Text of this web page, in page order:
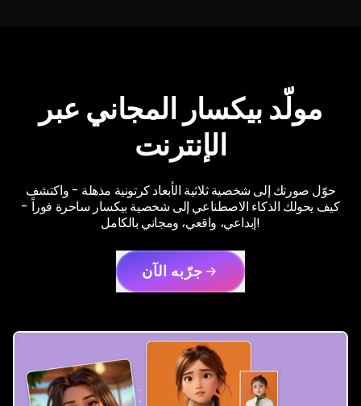
مولّد بيكسار المجاني عبر
الإنترنت
حوّل صورتك إلى شخصية ثلاثية الأبعاد كرتونية مذهلة - واكتشف
كيف يحولك الذكاء الاصطناعي إلى شخصية بيكسار ساحرة فوراً -
إبداعي، واقعي، ومجاني بالكامل!
جرّبه الآن